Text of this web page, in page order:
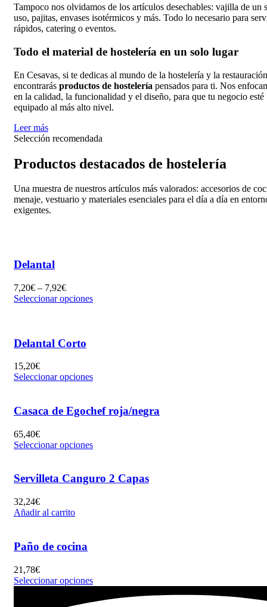
Tampoco nos olvidamos de los artículos desechables: vajilla de un
uso, pajitas, envases isotérmicos y más. Todo lo necesario para
rápidos, catering o eventos.
Todo el material de hostelería en un solo lugar
En Cesavas, si te dedicas al mundo de la hostelería y la
encontrarás productos de hostelería pensados para ti. Nos
en la calidad, la funcionalidad y el diseño, para que tu negocio esté
equipado al más alto nivel.
Leer más
Selección recomendada
Productos destacados de hostelería
Una muestra de nuestros artículos más valorados: accesorios de
menaje, vestuario y materiales esenciales para el día a día en
exigentes.
Delantal
7,20€ – 7,92€
Seleccionar opciones
Delantal Corto
15,20€
Seleccionar opciones
Casaca de Egochef roja/negra
65,40€
Seleccionar opciones
Servilleta Canguro 2 Capas
32,24€
Añadir al carrito
Paño de cocina
21,78€
Seleccionar opciones